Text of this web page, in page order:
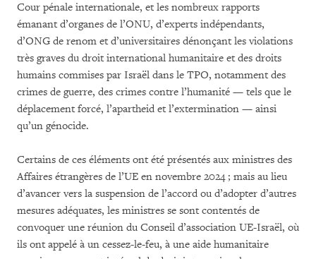
Cour pénale internationale, et les nombreux rapports
émanant d’organes de l’ONU, d’experts indépendants,
d’ONG de renom et d’universitaires dénonçant les violations
très graves du droit international humanitaire et des droits
humains commises par Israël dans le TPO, notamment des
crimes de guerre, des crimes contre l’humanité — tels que le
déplacement forcé, l’apartheid et l’extermination — ainsi
qu’un génocide.
Certains de ces éléments ont été présentés aux ministres des
Affaires étrangères de l’UE en novembre 2024 ; mais au lieu
d’avancer vers la suspension de l’accord ou d’adopter d’autres
mesures adéquates, les ministres se sont contentés de
convoquer une réunion du Conseil d’association UE-Israël, où
ils ont appelé à un cessez-le-feu, à une aide humanitaire